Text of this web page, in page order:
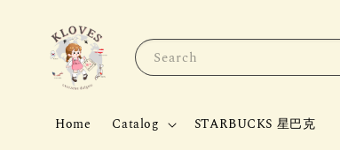
Search
Home Catalog STARBUCKS 星巴克